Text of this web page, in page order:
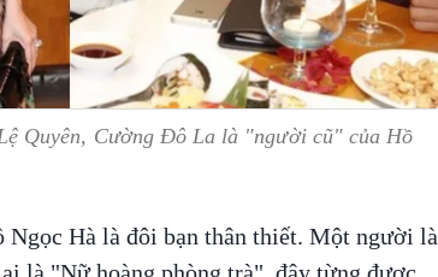
Quyên, Cường Đô La là "người cũ" của Hồ
Ngọc Hà là đôi bạn thân thiết. Một người là